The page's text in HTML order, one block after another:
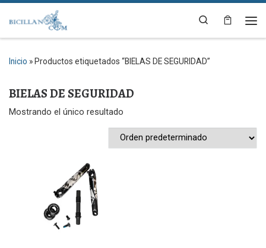
Saltar al contenido
Search
Inicio » Productos etiquetados “BIELAS DE SEGURIDAD”
BIELAS DE SEGURIDAD
Mostrando el único resultado